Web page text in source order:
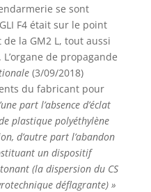
se sont
F4 était sur le point
la GM2 L, tout aussi
de propagande
(3/09/2018)
du fabricant pour
part l’absence d’éclat
plastique polyéthylène
d’autre part l’abandon
un dispositif
(la dispersion du CS
déflagrante) »